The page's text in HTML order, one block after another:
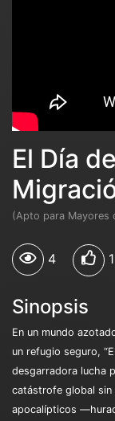
El Día
(Apto para Mayores
4 1
Sinopsis
En un mundo
un refugio seguro,
desgarradora lucha
catástrofe global sin
apocalípticos